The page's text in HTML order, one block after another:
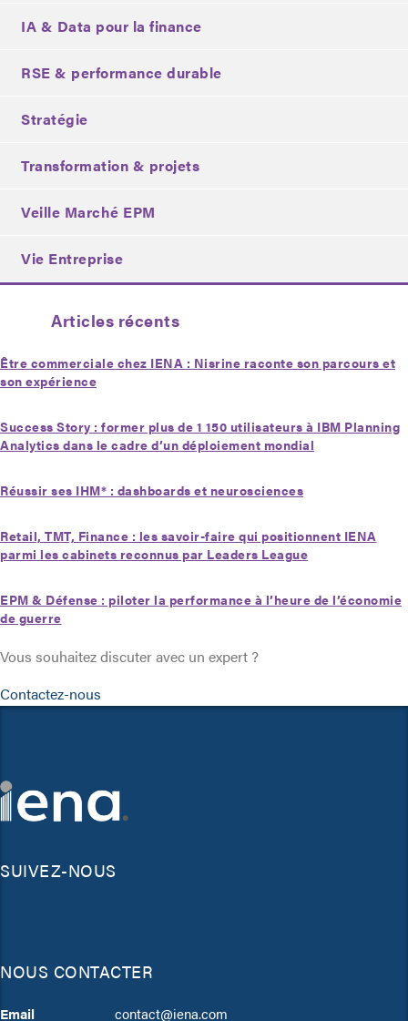
IA & Data pour la finance
RSE & performance durable
Stratégie
Transformation & projets
Veille Marché EPM
Vie Entreprise
Articles récents
Être commerciale chez IENA : Nisrine raconte son parcours et
son expérience
Success Story : former plus de 1 150 utilisateurs à IBM Planning
Analytics dans le cadre d’un déploiement mondial
Réussir ses IHM* : dashboards et neurosciences
Retail, TMT, Finance : les savoir-faire qui positionnent IENA
parmi les cabinets reconnus par Leaders League
EPM & Défense : piloter la performance à l’heure de l’économie
de guerre
Vous souhaitez discuter avec un expert ?
Contactez-nous
SUIVEZ-NOUS
NOUS CONTACTER
Email contact@iena.com